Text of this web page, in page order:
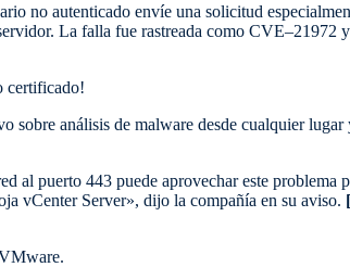
no autenticado envíe una solicitud
La falla fue rastreada como CVE–21972
certificado!
sobre análisis de malware desde cualquier
al puerto 443 puede aprovechar este
vCenter Server», dijo la compañía en su aviso.